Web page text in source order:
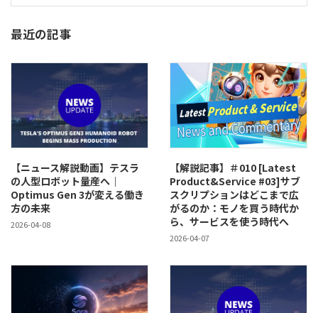
最近の記事
【ニュース解説動画】テスラ
の人型ロボット量産へ｜
Optimus Gen 3が変える働き
方の未来
2026-04-08
【解説記事】＃010 [Latest
Product&Service #03]サブ
スクリプションはどこまで広
がるのか：モノを買う時代か
ら、サービスを使う時代へ
2026-04-07